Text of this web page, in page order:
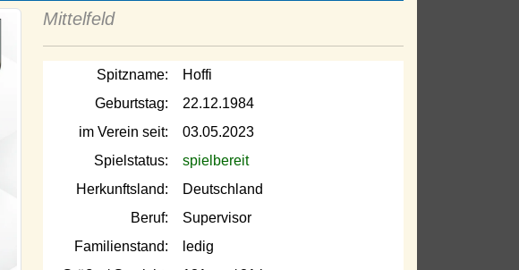
Mittelfeld
Spitzname:
Hoffi
Geburtstag:
22.12.1984
im Verein seit:
03.05.2023
Spielstatus:
spielbereit
Herkunftsland:
Deutschland
Beruf:
Supervisor
Familienstand:
ledig